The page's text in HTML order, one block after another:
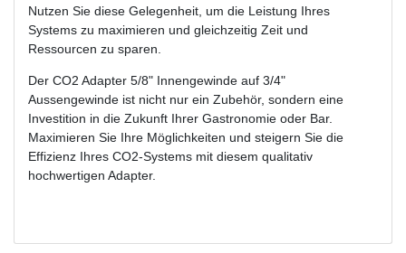
Nutzen Sie diese Gelegenheit, um die Leistung Ihres
Systems zu maximieren und gleichzeitig Zeit und
Ressourcen zu sparen.
Der CO2 Adapter 5/8" Innengewinde auf 3/4"
Aussengewinde ist nicht nur ein Zubehör, sondern eine
Investition in die Zukunft Ihrer Gastronomie oder Bar.
Maximieren Sie Ihre Möglichkeiten und steigern Sie die
Effizienz Ihres CO2-Systems mit diesem qualitativ
hochwertigen Adapter.